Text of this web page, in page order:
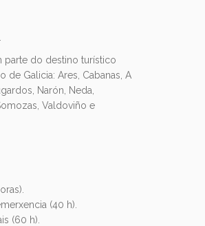
parte do destino turístico
Galicia: Ares, Cabanas, A
Narón, Neda,
Valdoviño e
(40 h).
(60 h).